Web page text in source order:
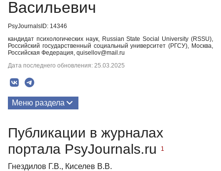
Васильевич
PsyJournalsID: 14346
кандидат психологических наук, Russian State Social University (RSSU),
Российский государственный социальный университет (РГСУ), Москва,
Российская Федерация, quisellov@mail.ru
Дата последнего обновления: 25.03.2025
Меню раздела
Публикации в журналах
портала PsyJournals.ru
1
Гнездилов Г.В., Киселев В.В.